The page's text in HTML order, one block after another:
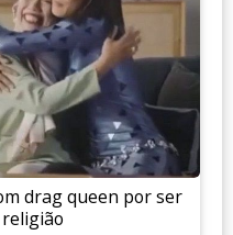
drag queen por ser